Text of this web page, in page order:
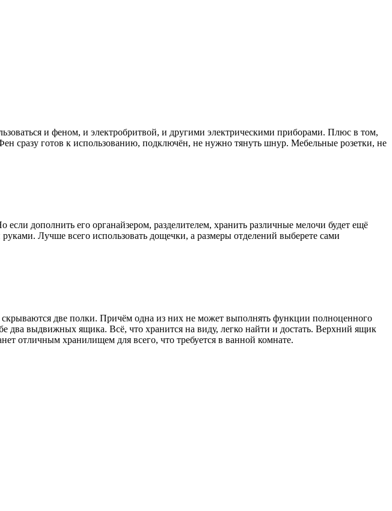
и феном, и электробритвой, и другими электрическими приборами. Плюс в том,
сразу готов к использованию, подключён, не нужно тянуть шнур. Мебельные розетки, не
дополнить его органайзером, разделителем, хранить различные мелочи будет ещё
Лучше всего использовать дощечки, а размеры отделений выберете сами
две полки. Причём одна из них не может выполнять функции полноценного
два выдвижных ящика. Всё, что хранится на виду, легко найти и достать. Верхний ящик
отличным хранилищем для всего, что требуется в ванной комнате.